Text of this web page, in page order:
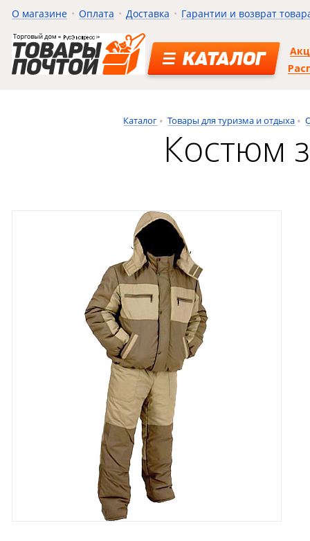
О магазине Оплата Доставка Гарантии и возврат
КАТАЛОГ
Каталог Товары для туризма и отдыха
Костюм